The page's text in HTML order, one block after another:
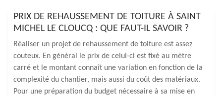
PRIX DE REHAUSSEMENT DE TOITURE À SAINT
MICHEL LE CLOUCQ : QUE FAUT-IL SAVOIR ?
Réaliser un projet de rehaussement de toiture est assez
couteux. En général le prix de celui-ci est fixé au mètre
carré et le montant connaît une variation en fonction de la
complexité du chantier, mais aussi du coût des matériaux.
Pour une préparation du budget nécessaire à sa mise en